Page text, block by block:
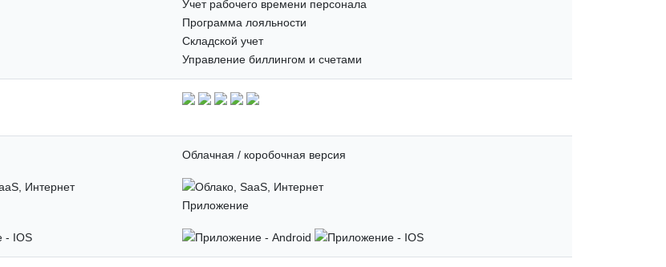
Учет рабочего времени персонала
Программа лояльности
Складской учет
Управление биллингом и счетами
Облачная / коробочная версия
Приложение